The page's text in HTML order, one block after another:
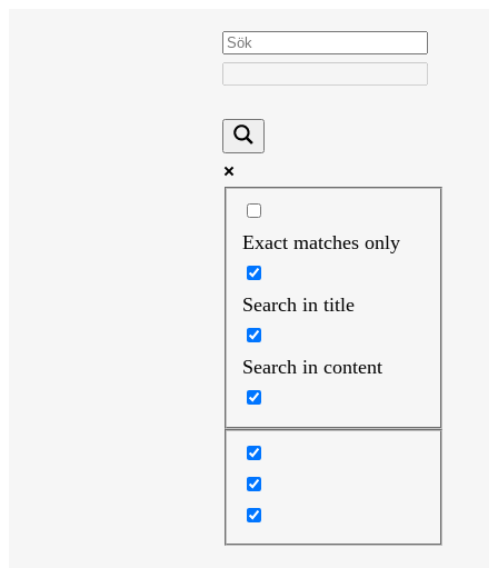
Exact matches only
Search in title
Search in content